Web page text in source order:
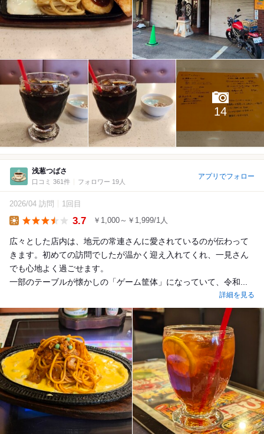
14
浅葱つばさ
口コミ 361件 フォロワー 19人
アプリでフォロー
2026/04 訪問 1回目
3.7 ￥1,000～￥1,999/1人
広々とした店内は、地元の常連さんに愛されているのが伝わって
きます。初めての訪問でしたが温かく迎え入れてくれ、一見さん
でも心地よく過ごせます。
一部のテーブルが懐かしの「ゲーム筐体」になっていて、令和...
詳細を見る